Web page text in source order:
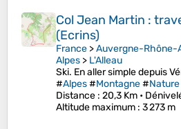
Col Jean Martin :
(Ecrins)
France >Auvergne-Rhône-
Alpes > L'Alleau
Ski. En aller simple depuis
#Alpes#Montagne#Nature
Distance : 20,3 Km •
Altitude maximum : 3 273 m